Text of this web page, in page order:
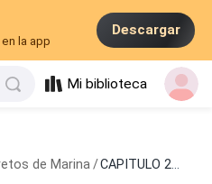
la app
Descargar
Mi biblioteca
de Marina /CAPITULO 2.3 “UN DIA DE MUCHAS SORPRESAS”